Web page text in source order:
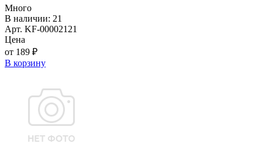
Много
В наличии: 21
Арт. KF-00002121
Цена
от 189 ₽
В корзину